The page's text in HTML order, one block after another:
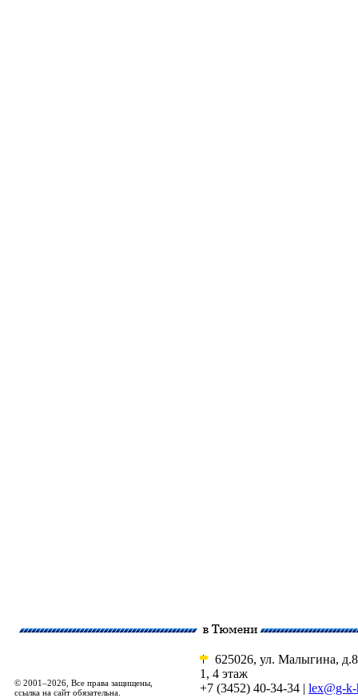
© 2001–2026, Все права защищены,
ссылка на сайт обязательна.
625026, ул. Малыгина,
1, 4 этаж
+7 (3452) 40-34-34 | lex@g-